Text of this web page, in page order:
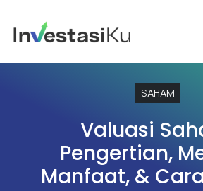
SAHAM
Valuasi
Pengertian,
Manfaat, &